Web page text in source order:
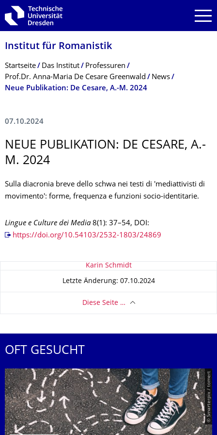
Zur Hauptnavigation springen
Zur Suche springen
Zum Inhalt springen
Institut für Romanistik
Breadcrumb-Menü
Startseite Das Institut
Professuren
Prof.Dr. Anna-Maria De Cesare Greenwald
News
Neue Publikation: De Cesare, A.-M. 2024
07.10.2024
NEUE PUBLIKATION: DE CESARE, A.-
M. 2024
Sulla diacronia breve dello schwa nei testi di 'mediattivisti di
movimento': forme, frequenza e funzioni socio-identitarie.
Lingue e Culture dei Media8(1): 37–54, DOI:
https://doi.org/10.54103/2532-1803/24869
Zu dieser Seite Karin Schmidt
Letzte Änderung: 07.10.2024
Diese Seite …
OFT GESUCHT
© Smarterpix / tomert